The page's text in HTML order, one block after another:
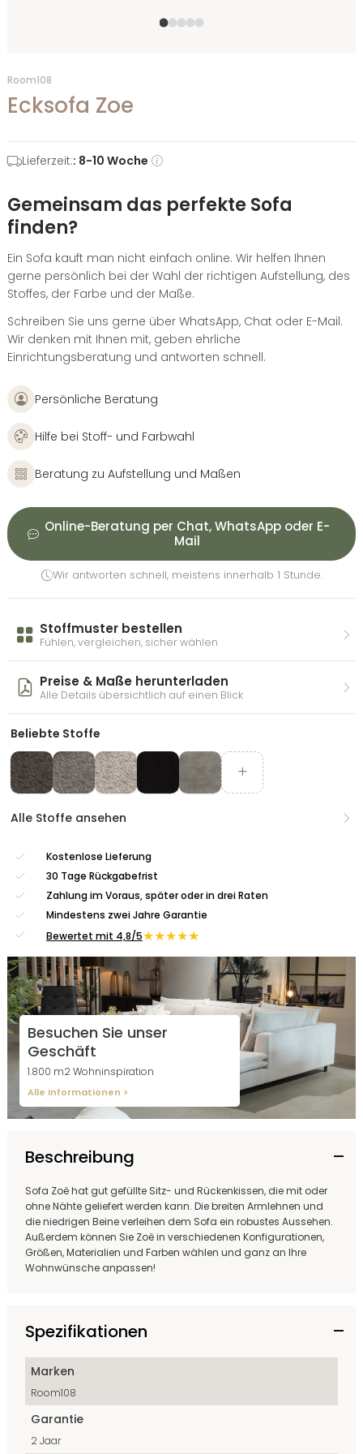
Room108
Ecksofa Zoe
Lieferzeit:: 8-10 Woche
Gemeinsam das perfekte Sofa
finden?
Ein Sofa kauft man nicht einfach online. Wir helfen Ihnen
gerne persönlich bei der Wahl der richtigen Aufstellung, des
Stoffes, der Farbe und der Maße.
Schreiben Sie uns gerne über WhatsApp, Chat oder E-Mail.
Wir denken mit Ihnen mit, geben ehrliche
Einrichtungsberatung und antworten schnell.
Persönliche Beratung
Hilfe bei Stoff- und Farbwahl
Beratung zu Aufstellung und Maßen
Online-Beratung per Chat, WhatsApp oder E-
Mail
Wir antworten schnell, meistens innerhalb 1 Stunde.
Stoffmuster bestellen
Fühlen, vergleichen, sicher wählen
Preise & Maße herunterladen
Alle Details übersichtlich auf einen Blick
Beliebte Stoffe
Alle Stoffe ansehen
Kostenlose Lieferung
30 Tage Rückgabefrist
Zahlung im Voraus, später oder in drei Raten
Mindestens zwei Jahre Garantie
Bewertet mit 4,8/5★★★★★
Besuchen Sie unser
Geschäft
1.800 m2 Wohninspiration
Alle Informationen >
Beschreibung
Sofa Zoë hat gut gefüllte Sitz- und Rückenkissen, die mit oder
ohne Nähte geliefert werden kann. Die breiten Armlehnen und
die niedrigen Beine verleihen dem Sofa ein robustes Aussehen.
Außerdem können Sie Zoë in verschiedenen Konfigurationen,
Größen, Materialien und Farben wählen und ganz an Ihre
Wohnwünsche anpassen!
Spezifikationen
Marken
Room108
Garantie
2 Jaar